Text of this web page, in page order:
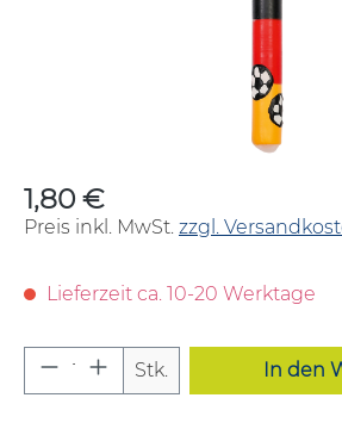
Regulärer Preis:
1,80 €
Preis inkl. MwSt. zzgl.
Lieferzeit ca. 10-20 Werktage
Produkt Anzahl: Gib
Stk. In den